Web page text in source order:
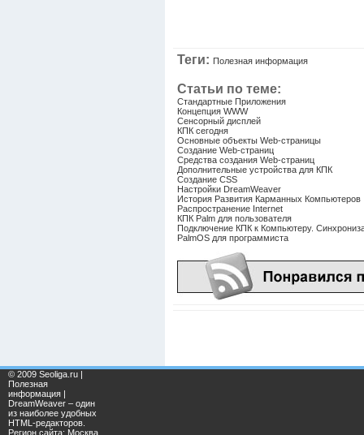
Теги: Полезная информация
Статьи по теме:
Стандартные Приложения
Концепция WWW
Сенсорный дисплей
КПК сегодня
Основные объекты Web-страницы
Создание Web-страниц
Средства создания Web-страниц
Дополнительные устройства для КПК
Создание CSS
Настройки DreamWeaver
История Развития Карманных Компьютеров
Распространение Internet
КПК Palm для пользователя
Подключение КПК к Компьютеру.
PalmOS для программиста
© 2009 Seoliga.ru |
Полезная
информация |
DreamWeaver – один
из наиболее удобных
HTML-редакторов.
Регион сайта: Москва